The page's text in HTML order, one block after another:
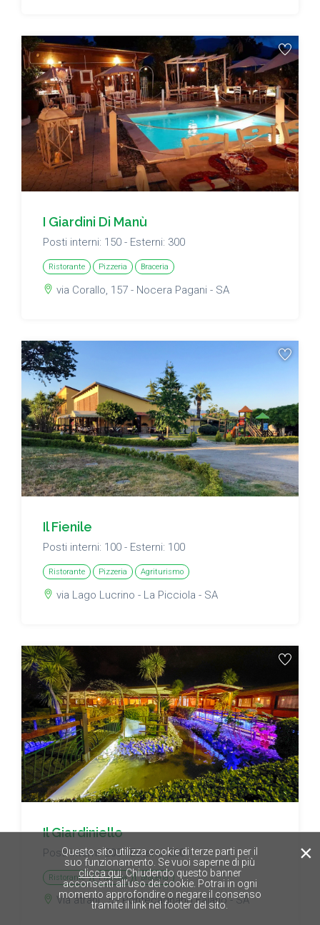
I Giardini Di Manù
Posti interni: 150 - Esterni: 300
Ristorante Pizzeria Braceria
via Corallo, 157 - Nocera Pagani - SA
Il Fienile
Posti interni: 100 - Esterni: 100
Ristorante Pizzeria Agriturismo
via Lago Lucrino - La Picciola - SA
Il Giardiniello
Posti interni: 200 - Esterni: 200
Ristorante Pizzeria Braceria
Via atrani , 5 - Pontecagnano Faiano - SA
×
Questo sito utilizza cookie di terze parti per il
suo funzionamento. Se vuoi saperne di più
clicca qui. Chiudendo questo banner
acconsenti all’uso dei cookie. Potrai in ogni
momento approfondire o negare il consenso
tramite il link nel footer del sito.